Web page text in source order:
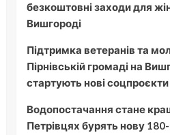
безкоштовні заходи для
Вишгороді
Підтримка ветеранів та
Пірнівській громаді на
стартують нові соцпроєкти
Водопостачання стане
Петрівцях бурять нову